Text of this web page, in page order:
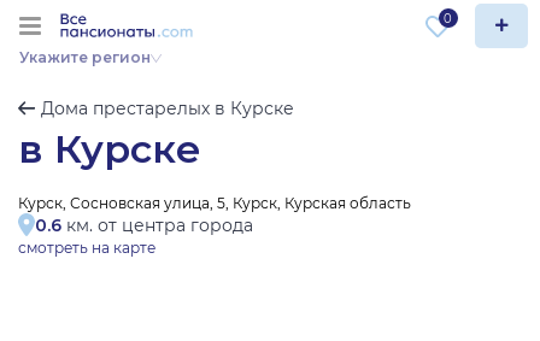
Укажите регион
0
Дома престарелых в Курске
в Курске
Курск, Сосновская улица, 5, Курск, Курская область
0.6 км. от центра города
смотреть на карте